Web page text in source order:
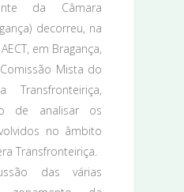
da Câmara
decorreu, na
em Bragança,
Mista do
Transfronteiriça,
de analisar os
no âmbito
Transfronteiriça.
das várias